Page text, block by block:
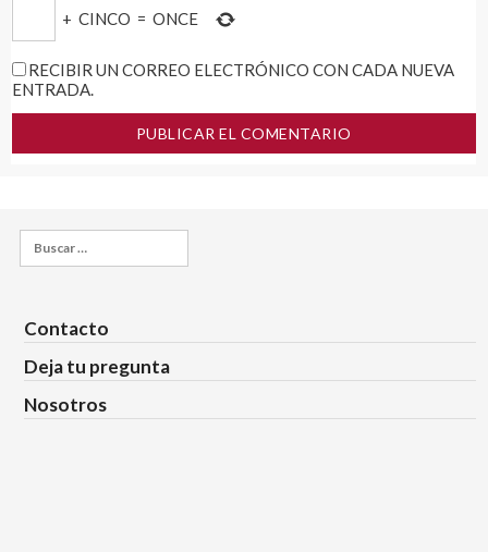
+ CINCO = ONCE
RECIBIR UN CORREO ELECTRÓNICO CON CADA NUEVA
ENTRADA.
Buscar:
Contacto
Deja tu pregunta
Nosotros